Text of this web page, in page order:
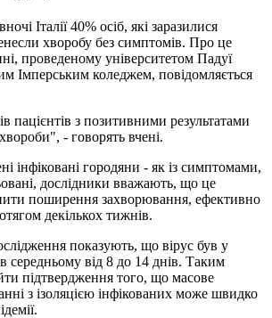
Італії 40% осіб, які заразилися
хворобу без симптомів. Про це
проведеному університетом Падуї
Імперським коледжем, повідомляється
пацієнтів з позитивними результатами
- говорять вчені.
інфіковані городяни - як із симптомами,
дослідники вважають, що це
поширення захворювання, ефективно
декількох тижнів.
показують, що вірус був у
в середньому від 8 до 14 днів. Таким
підтвердження того, що масове
з ізоляцією інфікованих може швидко